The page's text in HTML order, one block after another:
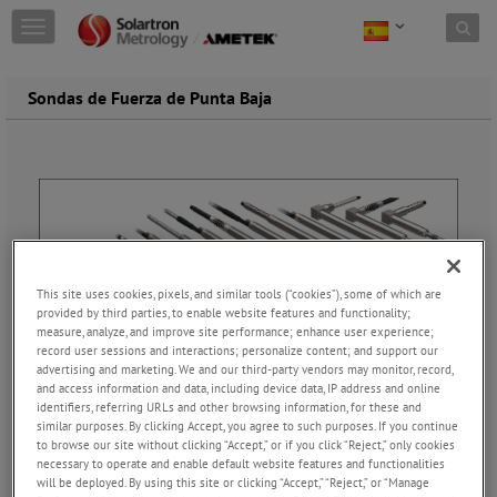
Skip to content
T
o
g
a
g
o
n
Sondas de Fuerza de Punta Baja
Palpadores Tacto Pluma
Los transductores de tacto delicado están diseñados
especialmente para calibrar o medir superficies delicadas,
como parabrisas de coches, botes farmacéuticos,
componentes electromecánicos y piezas de plástico. Mientras
que los transductores tradicionales ejercen con sus puntas
This site uses cookies, pixels, and similar tools (“cookies”), some of which are
provided by third parties, to enable website features and functionality;
measure, analyze, and improve site performance; enhance user experience;
record user sessions and interactions; personalize content; and support our
advertising and marketing. We and our third-party vendors may monitor, record,
and access information and data, including device data, IP address and online
identifiers, referring URLs and other browsing information, for these and
similar purposes. By clicking Accept, you agree to such purposes. If you continue
to browse our site without clicking “Accept,” or if you click “Reject,” only cookies
necessary to operate and enable default website features and functionalities
will be deployed. By using this site or clicking “Accept,” “Reject,” or “Manage